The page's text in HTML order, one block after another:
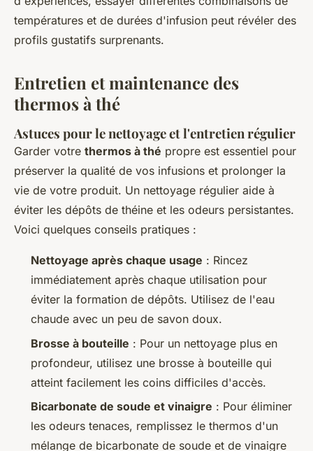
températures et de durées d'infusion peut révéler des
profils gustatifs surprenants.
Entretien et maintenance des
thermos à thé
Astuces pour le nettoyage et l'entretien régulier
Garder votre thermos à thé propre est essentiel pour
préserver la qualité de vos infusions et prolonger la
vie de votre produit. Un nettoyage régulier aide à
éviter les dépôts de théine et les odeurs persistantes.
Voici quelques conseils pratiques :
Nettoyage après chaque usage : Rincez
immédiatement après chaque utilisation pour
éviter la formation de dépôts. Utilisez de l'eau
chaude avec un peu de savon doux.
Brosse à bouteille : Pour un nettoyage plus en
profondeur, utilisez une brosse à bouteille qui
atteint facilement les coins difficiles d'accès.
Bicarbonate de soude et vinaigre : Pour éliminer
les odeurs tenaces, remplissez le thermos d'un
mélange de bicarbonate de soude et de vinaigre